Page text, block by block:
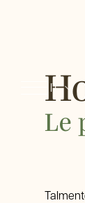
IT
FR
Codice sconto
Le